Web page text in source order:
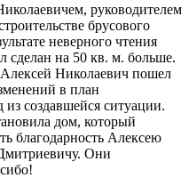
руководителем
брусового
неверного чтения
сделан на 50 кв. м. больше.
Николаевич пошел
в план
создавшейся ситуации.
дом, который
благодарность Алексею
Они